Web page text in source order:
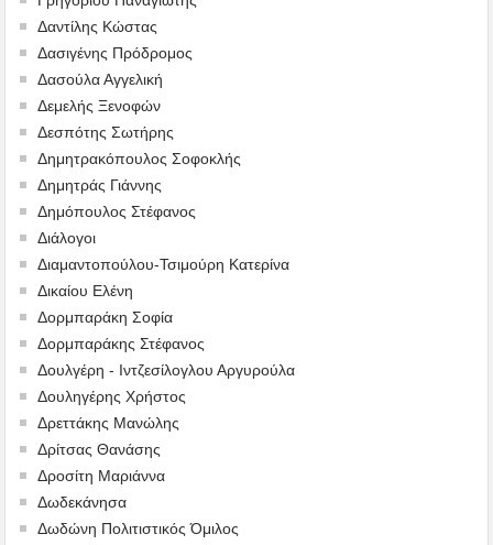
Δαντίλης Κώστας
Δασιγένης Πρόδρομος
Δασούλα Αγγελική
Δεμελής Ξενοφών
Δεσπότης Σωτήρης
Δημητρακόπουλος Σοφοκλής
Δημητράς Γιάννης
Δημόπουλος Στέφανος
Διάλογοι
Διαμαντοπούλου-Τσιμούρη Κατερίνα
Δικαίου Ελένη
Δορμπαράκη Σοφία
Δορμπαράκης Στέφανος
Δουλγέρη - Ιντζεσίλογλου Αργυρούλα
Δουληγέρης Χρήστος
Δρεττάκης Μανώλης
Δρίτσας Θανάσης
Δροσίτη Μαριάννα
Δωδεκάνησα
Δωδώνη Πολιτιστικός Όμιλος